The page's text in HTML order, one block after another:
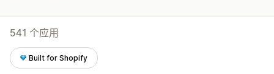
541 个应用
Built for Shopify